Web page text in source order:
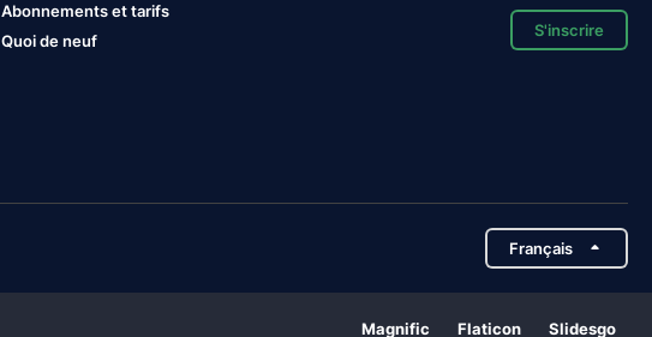
Abonnements et tarifs
Quoi de neuf
S'inscrire
Français
Magnific Flaticon Slidesgo